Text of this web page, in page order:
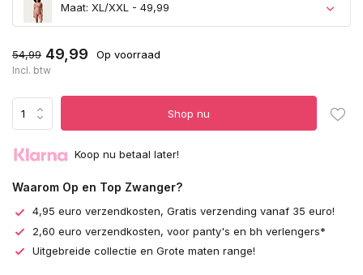
Maat: XL/XXL - 49,99
54,99 49,99 Op voorraad
Incl. btw
Shop nu
Koop nu betaal later!
Waarom Op en Top Zwanger?
4,95 euro verzendkosten, Gratis verzending vanaf 35 euro!
2,60 euro verzendkosten, voor panty's en bh verlengers*
Uitgebreide collectie en Grote maten range!